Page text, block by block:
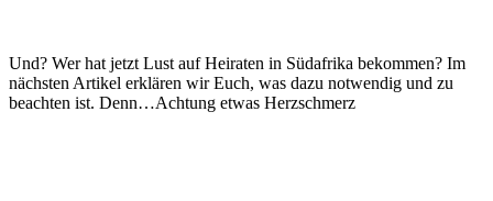
Und? Wer hat jetzt Lust auf Heiraten in Südafrika bekommen? Im
nächsten Artikel erklären wir Euch, was dazu notwendig und zu
beachten ist. Denn…Achtung etwas Herzschmerz